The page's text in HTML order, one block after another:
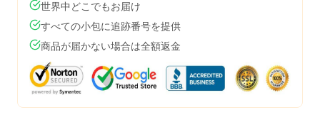
世界中どこでもお届け
すべての小包に追跡番号を提供
商品が届かない場合は全額返金